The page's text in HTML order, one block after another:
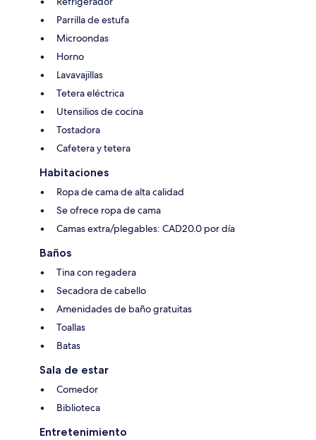
Parrilla de estufa
Microondas
Horno
Lavavajillas
Tetera eléctrica
Utensilios de cocina
Tostadora
Cafetera y tetera
Habitaciones
Ropa de cama de alta calidad
Se ofrece ropa de cama
Camas extra/plegables: CAD20.0 por día
Baños
Tina con regadera
Secadora de cabello
Amenidades de baño gratuitas
Toallas
Batas
Sala de estar
Comedor
Biblioteca
Entretenimiento